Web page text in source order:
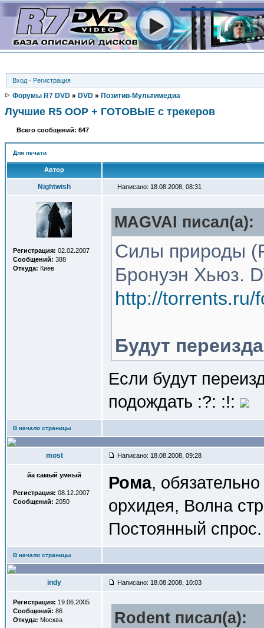
Вход · Регистрация
Форумы R7 DVD » DVD » Позитив-Мультимедиа
Лучшие R5 OOP + ГОТОВЫЕ с трекеров
Всего сообщений: 647
Для печати
Автор
Nightwish Написано: 18.08.2008, 08:31
Регистрация: 02.02.2007
Сообщений: 388
Откуда: Киев
MAGVAI писал(a):
Cилы природы
Бронуэн Хьюз.
http://torrents.ru/
Будут
Если будут
подождать :?: :!:
В начало страницы
most Написано: 18.08.2008, 09:28
йа самый умный
Регистрация: 08.12.2007
Сообщений: 2050
Рома,
орхидея, Волна
Постоянный спрос.
В начало страницы
indy Написано: 18.08.2008, 10:03
Регистрация: 19.06.2005
Сообщений: 86
Откуда: Москва Rodent писал(a):